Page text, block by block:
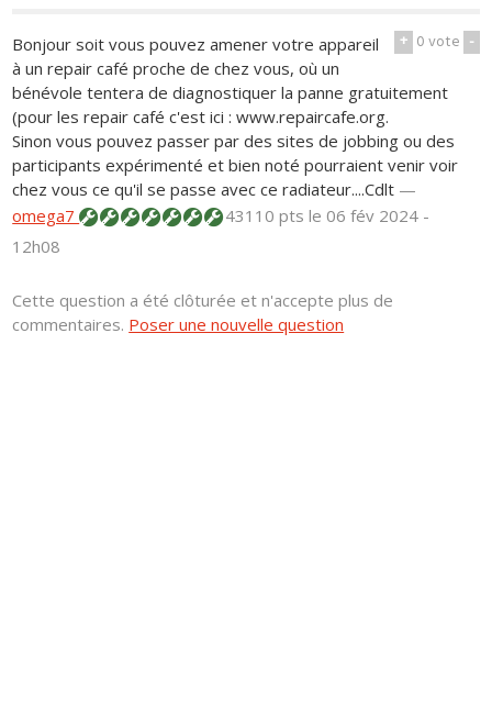
+ 0vote -
Bonjour soit vous pouvez amener votre appareil
à un repair café proche de chez vous, où un
bénévole tentera de diagnostiquer la panne gratuitement
(pour les repair café c'est ici : www.repaircafe.org.
Sinon vous pouvez passer par des sites de jobbing ou des
participants expérimenté et bien noté pourraient venir voir
chez vous ce qu'il se passe avec ce radiateur....Cdlt —
omega7
43110 ptsle 06 fév 2024 -
12h08
Cette question a été clôturée et n'accepte plus de
commentaires. Poser une nouvelle question